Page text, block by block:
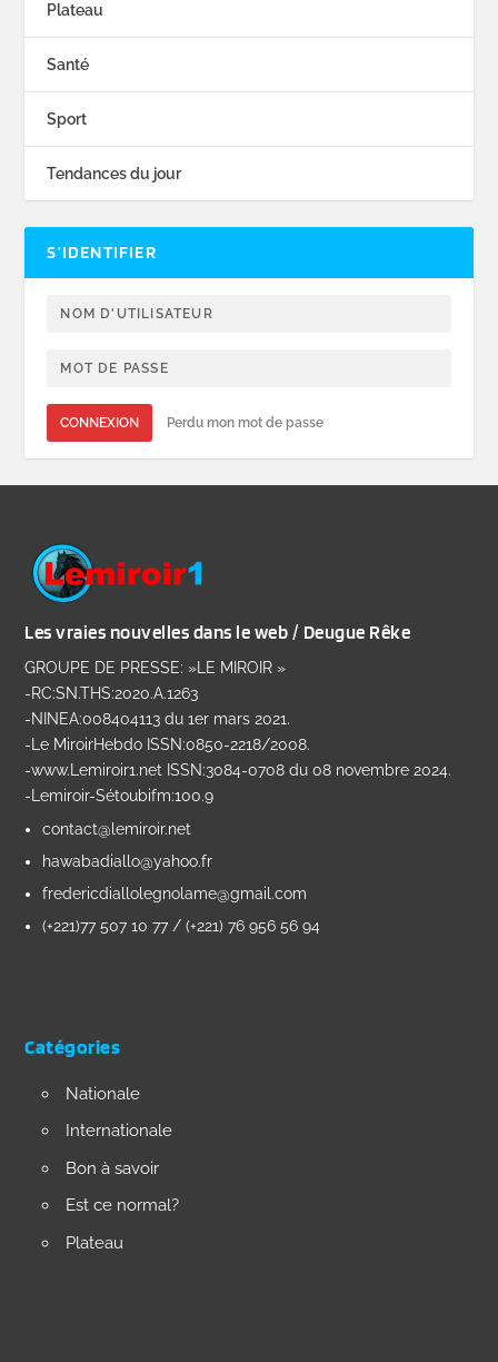
Plateau
Santé
Sport
Tendances du jour
S’IDENTIFIER
CONNEXION Perdu mon mot de passe
Les vraies nouvelles dans le web / Deugue Rêke
GROUPE DE PRESSE: »LE MIROIR »
-RC:SN.THS:2020.A.1263
-NINEA:008404113 du 1er mars 2021.
-Le MiroirHebdo ISSN:0850-2218/2008.
-www.Lemiroir1.net ISSN:3084-0708 du 08 novembre 2024.
-Lemiroir-Sétoubifm:100.9
contact@lemiroir.net
hawabadiallo@yahoo.fr
fredericdiallolegnolame@gmail.com
(+221)77 507 10 77 / (+221) 76 956 56 94
Catégories
Nationale
Internationale
Bon à savoir
Est ce normal?
Plateau